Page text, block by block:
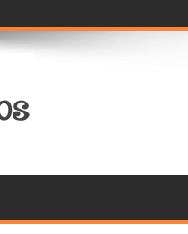
prévia imersiva d